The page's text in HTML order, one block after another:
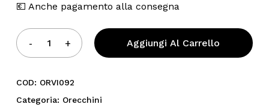
💶 Anche pagamento alla consegna
Aggiungi Al Carrello
COD: ORVI092
Categoria: Orecchini